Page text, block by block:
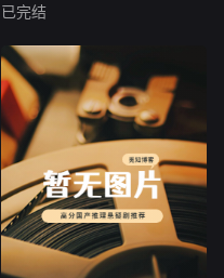
未知
专为英语学习者打造的课程，
课程以精彩视频的形式呈现，
生动且实用。包含400句贴近
生活的英语情景对话，覆盖购
物、社交、旅游等多元场景，
让学习者置身真实语境，迅速
提升口语表达能力。对话中涵
盖1000 生活常用单词，自然
融入，便于理解记忆，有效扩
充词汇量，是英语作文素材积
累的宝库，无论是想提升日常
已完结